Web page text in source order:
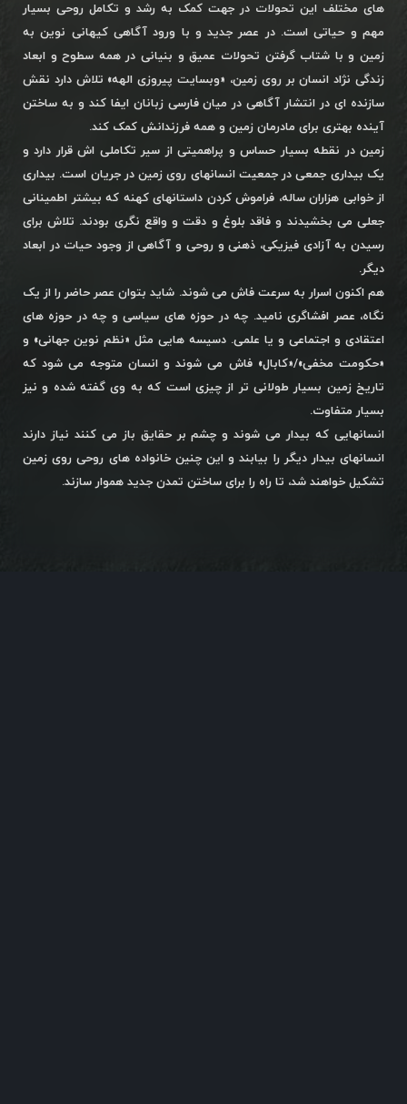
های مختلف این تحولات در جهت کمک به رشد و تکامل روحی بسیار
مهم و حیاتی است. در عصر جدید و با ورود آگاهی کیهانی نوین به
زمین و با شتاب گرفتن تحولات عمیق و بنیانی در همه سطوح و ابعاد
زندگی نژاد انسان بر روی زمین، «وبسایت پیروزی الهه» تلاش دارد نقش
سازنده ای در انتشار آگاهی در میان فارسی زبانان ایفا کند و به ساختن
آینده بهتری برای مادرمان زمین و همه فرزندانش کمک کند.
زمین در نقطه بسیار حساس و پراهمیتی از سیر تکاملی اش قرار دارد و
یک بیداری جمعی در جمعیت انسانهای روی زمین در جریان است. بیداری
از خوابی هزاران ساله، فراموش کردن داستانهای کهنه که بیشتر اطمینانی
جعلی می بخشیدند و فاقد بلوغ و دقت و واقع نگری بودند. تلاش برای
رسیدن به آزادی فیزیکی، ذهنی و روحی و آگاهی از وجود حیات در ابعاد
دیگر.
هم اکنون اسرار به سرعت فاش می شوند. شاید بتوان عصر حاضر را از یک
نگاه، عصر افشاگری نامید. چه در حوزه های سیاسی و چه در حوزه های
اعتقادی و اجتماعی و یا علمی. دسیسه هایی مثل «نظم نوین جهانی» و
«حکومت مخفی»/«کابال» فاش می شوند و انسان متوجه می شود که
تاریخ زمین بسیار طولانی تر از چیزی است که به وی گفته شده و نیز
بسیار متفاوت.
انسانهایی که بیدار می شوند و چشم بر حقایق باز می کنند نیاز دارند
انسانهای بیدار دیگر را بیابند و این چنین خانواده های روحی روی زمین
تشکیل خواهند شد، تا راه را برای ساختن تمدن جدید هموار سازند.